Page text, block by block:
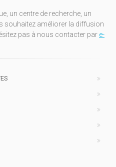
un centre de recherche, un
souhaitez améliorer la diffusion
pas à nous contacter par e-